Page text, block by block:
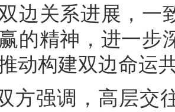
边关系进展，一
的精神，进一步
动构建双边命运
方强调，高层交